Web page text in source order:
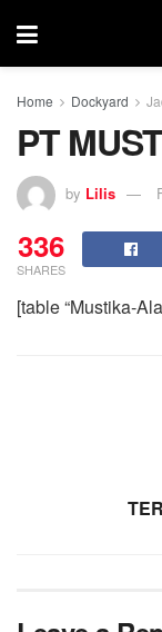
Home Dockyard
PT
by Lilis
336
SHARES
[table “Mustika-